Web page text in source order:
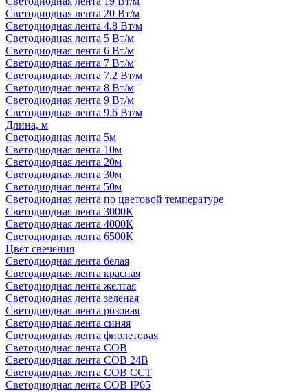
Светодиодная лента 20 Вт/м
Светодиодная лента 4.8 Вт/м
Светодиодная лента 5 Вт/м
Светодиодная лента 6 Вт/м
Светодиодная лента 7 Вт/м
Светодиодная лента 7.2 Вт/м
Светодиодная лента 8 Вт/м
Светодиодная лента 9 Вт/м
Светодиодная лента 9.6 Вт/м
Длина, м
Светодиодная лента 5м
Светодиодная лента 10м
Светодиодная лента 20м
Светодиодная лента 30м
Светодиодная лента 50м
Светодиодная лента по цветовой температуре
Светодиодная лента 3000К
Светодиодная лента 4000К
Светодиодная лента 6500К
Цвет свечения
Светодиодная лента белая
Светодиодная лента красная
Светодиодная лента желтая
Светодиодная лента зеленая
Светодиодная лента розовая
Светодиодная лента синяя
Светодиодная лента фиолетовая
Светодиодная лента COB
Светодиодная лента COB 24В
Светодиодная лента COB CCT
Светодиодная лента COB IP65